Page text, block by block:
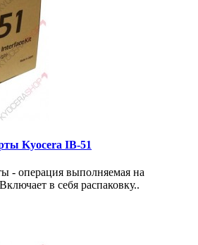
Kyocera IB-51
- операция выполняемая на
в себя распаковку..